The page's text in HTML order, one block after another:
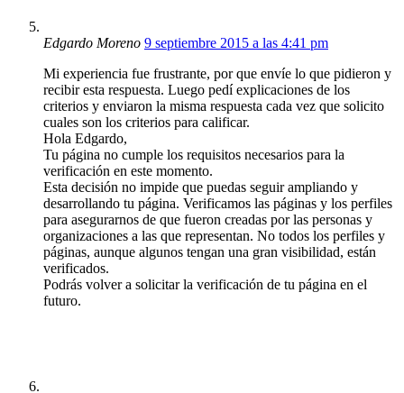
Edgardo Moreno 9 septiembre 2015 a las 4:41 pm
Mi experiencia fue frustrante, por que envíe lo que pidieron y
recibir esta respuesta. Luego pedí explicaciones de los
criterios y enviaron la misma respuesta cada vez que solicito
cuales son los criterios para calificar.
Hola Edgardo,
Tu página no cumple los requisitos necesarios para la
verificación en este momento.
Esta decisión no impide que puedas seguir ampliando y
desarrollando tu página. Verificamos las páginas y los perfiles
para asegurarnos de que fueron creadas por las personas y
organizaciones a las que representan. No todos los perfiles y
páginas, aunque algunos tengan una gran visibilidad, están
verificados.
Podrás volver a solicitar la verificación de tu página en el
futuro.